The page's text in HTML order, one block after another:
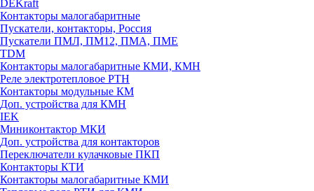
DEKraft
Контакторы малогабаритные
Пускатели, контакторы, Россия
Пускатели ПМЛ, ПМ12, ПМА, ПМЕ
TDM
Контакторы малогабаритные КМИ, КМН
Реле электротепловое РТН
Контакторы модульные КМ
Доп. устройства для КМН
IEK
Миниконтактор МКИ
Доп. устройства для контакторов
Переключатели кулачковые ПКП
Контакторы КТИ
Контакторы малогабаритные КМИ